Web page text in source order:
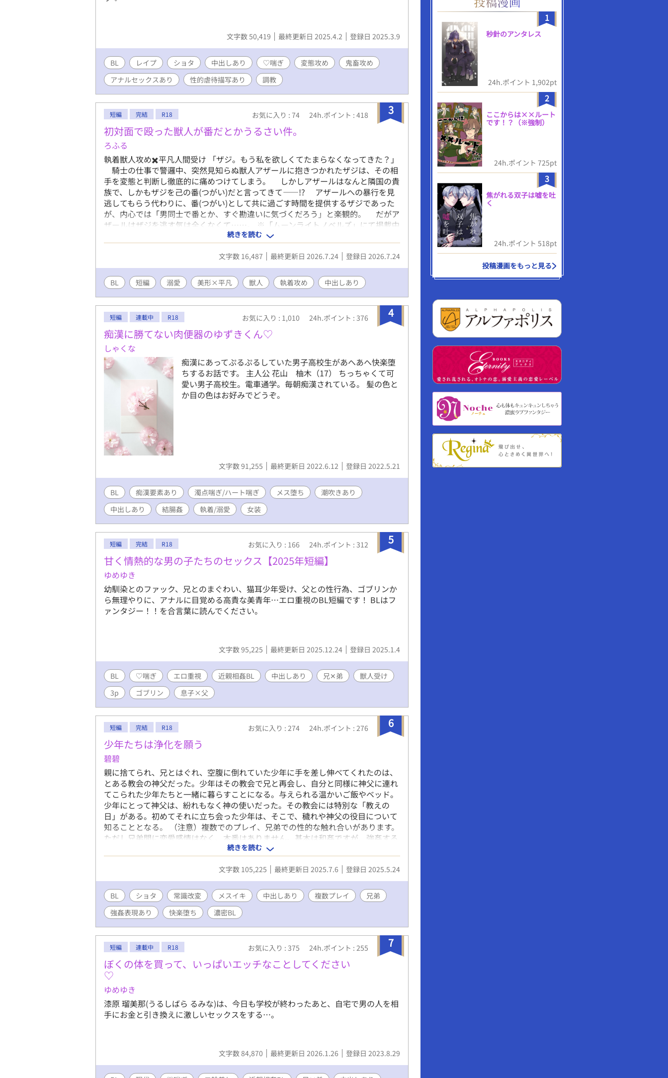
文字数 50,419 最終更新日 2025.4.2 登録日 2025.3.9
BL レイプ ショタ 中出しあり ♡喘ぎ 変態攻め
鬼畜攻め
アナルセックスあり
性的虐待描写あり 調教
3
短編 完結 R18 お気に入り : 74 24h.ポイント : 418
初対面で殴った獣人が番だとかうるさい件。
ろふる
執着獣人攻め✖️平凡人間受け 「ザジ。もう私を欲しくてたまらなくなってきた？」
騎士の仕事で警邏中、突然見知らぬ獣人アザールに抱きつかれたザジは、その相
手を変態と判断し徹底的に痛めつけてしまう。 しかしアザールはなんと隣国の貴
族で、しかもザジを己の番(つがい)だと言ってきて——!? アザールへの暴行を見
逃してもらう代わりに、番(つがい)として共に過ごす時間を提供するザジであった
が、内心では「男同士で番とか、すぐ勘違いに気づくだろう」と楽観的。 だがア
ザールはザジを逃す気は全くなくて……。 ※「ムーンライトノベルズ」にて掲載中
です。 連載にするか迷っていますのでとりあえず短編として投稿します。
続きを読む
文字数 16,487 最終更新日 2026.7.24 登録日 2026.7.24
BL 短編 溺愛 美形×平凡 獣人 執着攻め 中出しあり
4
短編 連載中 R18 お気に入り : 1,010 24h.ポイント : 376
痴漢に勝てない肉便器のゆずきくん♡
しゃくな
痴漢にあってぷるぷるしていた男子高校生があへあへ快楽堕
ちするお話です。 主人公 花山 柚木（17） ちっちゃくて可
愛い男子高校生。電車通学。毎朝痴漢されている。 髪の色と
か目の色はお好みでどうぞ。
文字数 91,255 最終更新日 2022.6.12 登録日 2022.5.21
BL 痴漢要素あり 濁点喘ぎ/ハート喘ぎ メス堕ち
潮吹きあり
中出しあり
結腸姦 執着/溺愛 女装
5
短編 完結 R18 お気に入り : 166 24h.ポイント : 312
甘く情熱的な男の子たちのセックス【2025年短編】
ゆめゆき
幼馴染とのファック、兄とのまぐわい、猫耳少年受け、父との性行為、ゴブリンか
ら無理やりに、アナルに目覚める高貴な美青年…エロ重視のBL短編です！ BLはフ
ァンタジー！！を合言葉に読んでください。
文字数 95,225 最終更新日 2025.12.24 登録日 2025.1.4
BL ♡喘ぎ エロ重視 近親相姦BL 中出しあり 兄✕弟
獣人受け
3p
ゴブリン 息子×父
6
短編 完結 R18 お気に入り : 274 24h.ポイント : 276
少年たちは浄化を願う
碧碧
親に捨てられ、兄とはぐれ、空腹に倒れていた少年に手を差し伸べてくれたのは、
とある教会の神父だった。少年はその教会で兄と再会し、自分と同様に神父に連れ
てこられた少年たちと一緒に暮らすことになる。与えられる温かいご飯やベッド。
少年にとって神父は、紛れもなく神の使いだった。その教会には特別な「教えの
日」がある。初めてそれに立ち会った少年は、そこで、穢れや神父の役目について
知ることとなる。 （注意）複数でのプレイ、兄弟での性的な触れ合いがあります。
ただし兄弟間に恋愛感情はなく、本番はありません。基本は和姦ですが、強姦する
場面があります（ショタ×ショタ）。メインは神父×ショタです。メリバ風味。閲
覧にはご注意ください。 （R-18シーンの内容） 常識改変、複数プレイ、射精管
理、フェラ、攻めフェラ、飲精、小スカ、貞操帯、腸内洗浄、肛門拡張、肛門性
交、メスイキ、中出し、結腸責め、快楽堕ち。
続きを読む
文字数 105,225 最終更新日 2025.7.6 登録日 2025.5.24
BL ショタ 常識改変 メスイキ 中出しあり 複数プレイ
兄弟
強姦表現あり
快楽堕ち 濃密BL
7
短編 連載中 R18 お気に入り : 375 24h.ポイント : 255
ぼくの体を買って、いっぱいエッチなことしてください
♡
ゆめゆき
漆原 瑠美那(うるしばら るみな)は、今日も学校が終わったあと、自宅で男の人を相
手にお金と引き換えに激しいセックスをする…。
文字数 84,870 最終更新日 2026.1.26 登録日 2023.8.29
1
秒針のアンタレス
24h.ポイント 1,902pt
2
ここからは××ルート
です！？（※強制）
24h.ポイント 725pt
3
焦がれる双子は嘘を吐
く
24h.ポイント 518pt
投稿漫画をもっと見る